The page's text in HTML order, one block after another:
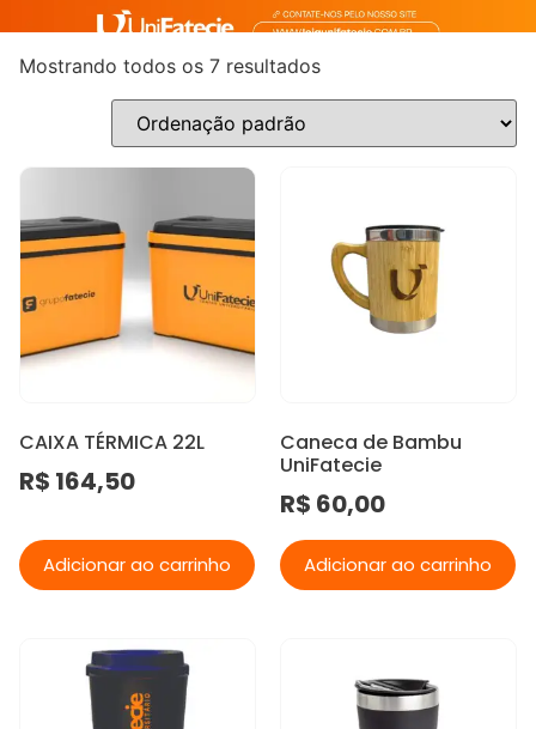
Mostrando todos os 7 resultados
CAIXA TÉRMICA 22L
R$ 164,50
Adicionar ao carrinho
Caneca de Bambu
UniFatecie
R$ 60,00
Adicionar ao carrinho